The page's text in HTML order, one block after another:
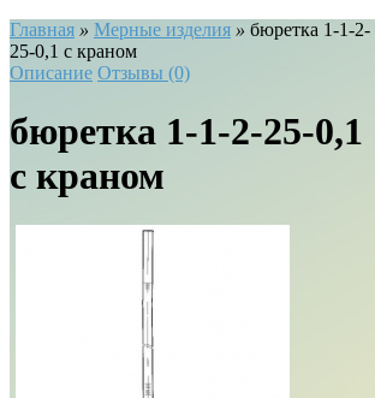
Главная » Мерные изделия » бюретка 1-1-2-
25-0,1 с краном
Описание Отзывы (0)
бюретка 1-1-2-25-0,1
с краном